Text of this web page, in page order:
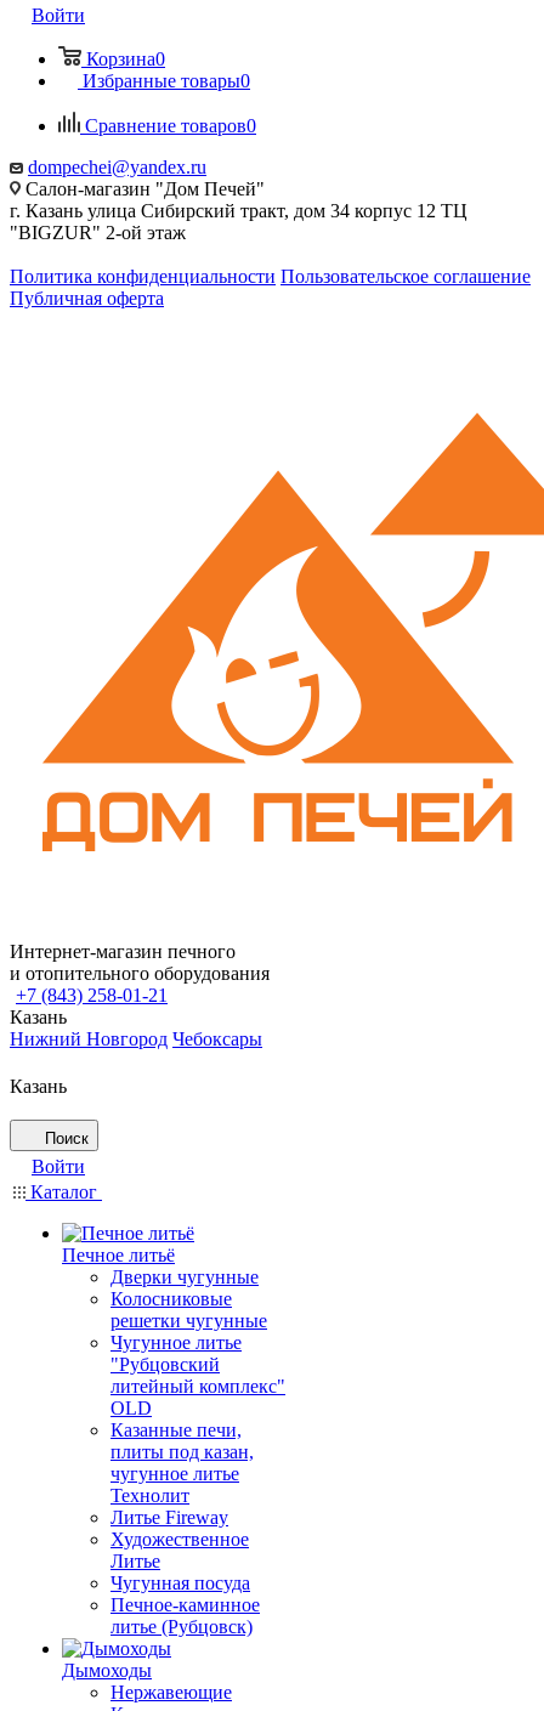
Войти
Корзина0
Избранные товары0
Сравнение товаров0
dompechei@yandex.ru
Салон-магазин "Дом Печей"
г. Казань улица Сибирский тракт, дом 34 корпус 12 ТЦ
"BIGZUR" 2-ой этаж
Политика конфиденциальности Пользовательское соглашение
Публичная оферта
Интернет-магазин печного
и отопительного оборудования
+7 (843) 258-01-21
Казань
Нижний Новгород Чебоксары
Казань
Поиск
Войти
Каталог
Печное литьё
Дверки чугунные
Колосниковые
решетки чугунные
Чугунное литье
"Рубцовский
литейный комплекс"
OLD
Казанные печи,
плиты под казан,
чугунное литье
Технолит
Литье Fireway
Художественное
Литье
Чугунная посуда
Печное-каминное
литье (Рубцовск)
Дымоходы
Нержавеющие